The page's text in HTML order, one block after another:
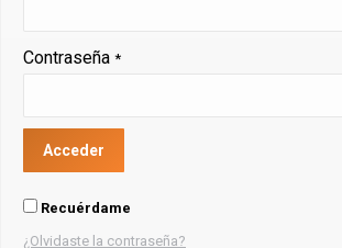
Contraseña *
Recuérdame
¿Olvidaste la contraseña?